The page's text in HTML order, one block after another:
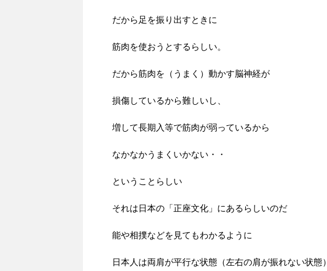
だから足を振り出すときに
筋肉を使おうとするらしい。
だから筋肉を（うまく）動かす脳神経が
損傷しているから難しいし、
増して長期入等で筋肉が弱っているから
なかなかうまくいかない・・
ということらしい
それは日本の「正座文化」にあるらしいのだ
能や相撲などを見てもわかるように
日本人は両肩が平行な状態（左右の肩が振れない状態）